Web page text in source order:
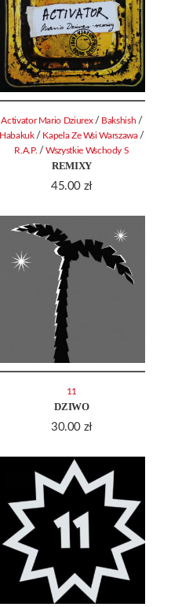
REMIXY
45.00 zł
Activator Mario Dziurex / Bakshish /
Habakuk / Kapela Ze Wsi Warszawa /
R.A.P. /Wszystkie Wschody S
DZIWO
30.00 zł
11